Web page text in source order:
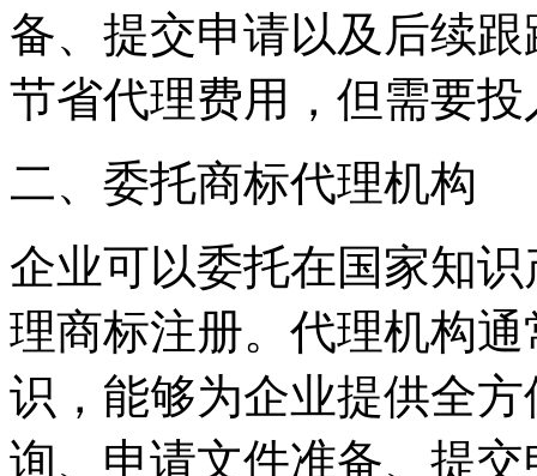
备、提交申请以及后续
节省代理费用，但需要
二、委托商标代理机构
企业可以委托在国家知
理商标注册。代理机构
识，能够为企业提供全
询、申请文件准备、提